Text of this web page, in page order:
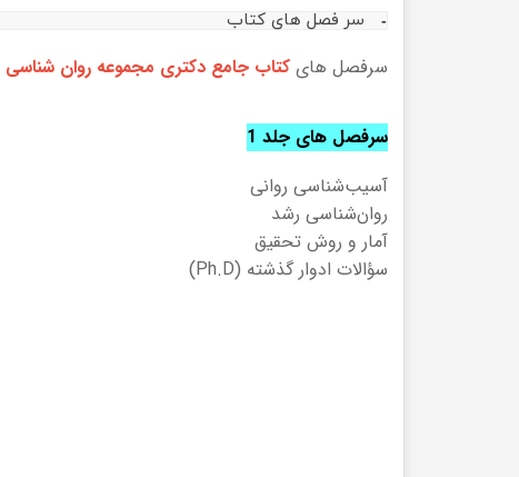
سر فصل های کتاب
سرفصل های کتاب جامع دکتری مجموعه روان شناسی
سرفصل های جلد 1
آسیب‌شناسی روانی
روان‌شناسی رشد
آمار و روش تحقیق
سؤالات ادوار گذشته (Ph.D)